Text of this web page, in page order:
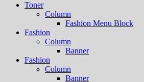
Toner
Column
Fashion Menu Block
Fashion
Column
Banner
Fashion
Column
Banner